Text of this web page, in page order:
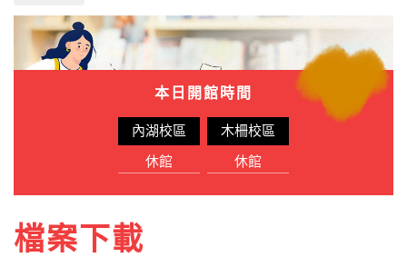
本日開館時間
內湖校區
休館
木柵校區
休館
檔案下載